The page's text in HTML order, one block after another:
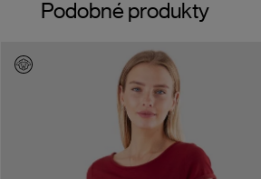
Podobné produkty